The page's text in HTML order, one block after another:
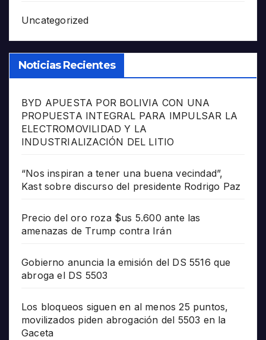
Uncategorized
Noticias Recientes
BYD APUESTA POR BOLIVIA CON UNA
PROPUESTA INTEGRAL PARA IMPULSAR LA
ELECTROMOVILIDAD Y LA
INDUSTRIALIZACIÓN DEL LITIO
“Nos inspiran a tener una buena vecindad”,
Kast sobre discurso del presidente Rodrigo Paz
Precio del oro roza $us 5.600 ante las
amenazas de Trump contra Irán
Gobierno anuncia la emisión del DS 5516 que
abroga el DS 5503
Los bloqueos siguen en al menos 25 puntos,
movilizados piden abrogación del 5503 en la
Gaceta